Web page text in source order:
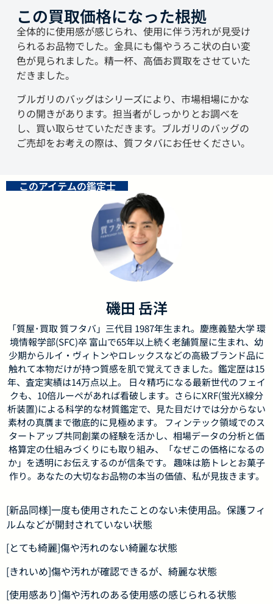
この買取価格になった根拠
全体的に使用感が感じられ、使用に伴う汚れが見受け
られるお品物でした。金具にも傷やうろこ状の白い変
色が見られました。精一杯、高価お買取をさせていた
だきました。
ブルガリのバッグはシリーズにより、市場相場にかな
りの開きがあります。担当者がしっかりとお調べを
し、買い取らせていただきます。ブルガリのバッグの
ご売却をお考えの際は、質フタバにお任せください。
このアイテムの鑑定士
磯田 岳洋
「質屋･買取 質フタバ」三代目 1987年生まれ。慶應義塾大学 環
境情報学部(SFC)卒 富山で65年以上続く老舗質屋に生まれ、幼
少期からルイ・ヴィトンやロレックスなどの高級ブランド品に
触れて本物だけが持つ質感を肌で覚えてきました。鑑定歴は15
年、査定実績は14万点以上。 日々精巧になる最新世代のフェイ
クも、10倍ルーペがあれば看破します。さらにXRF(蛍光X線分
析装置)による科学的な材質鑑定で、見た目だけでは分からない
素材の真贋まで徹底的に見極めます。 フィンテック領域でのス
タートアップ共同創業の経験を活かし、相場データの分析と価
格算定の仕組みづくりにも取り組み、「なぜこの価格になるの
か」を透明にお伝えするのが信条です。 趣味は筋トレとお菓子
作り。あなたの大切なお品物の本当の価値、私が見抜きます。
[新品同様]一度も使用されたことのない未使用品。保護フィ
ルムなどが開封されていない状態
[とても綺麗]傷や汚れのない綺麗な状態
[きれいめ]傷や汚れが確認できるが、綺麗な状態
[使用感あり]傷や汚れのある使用感の感じられる状態